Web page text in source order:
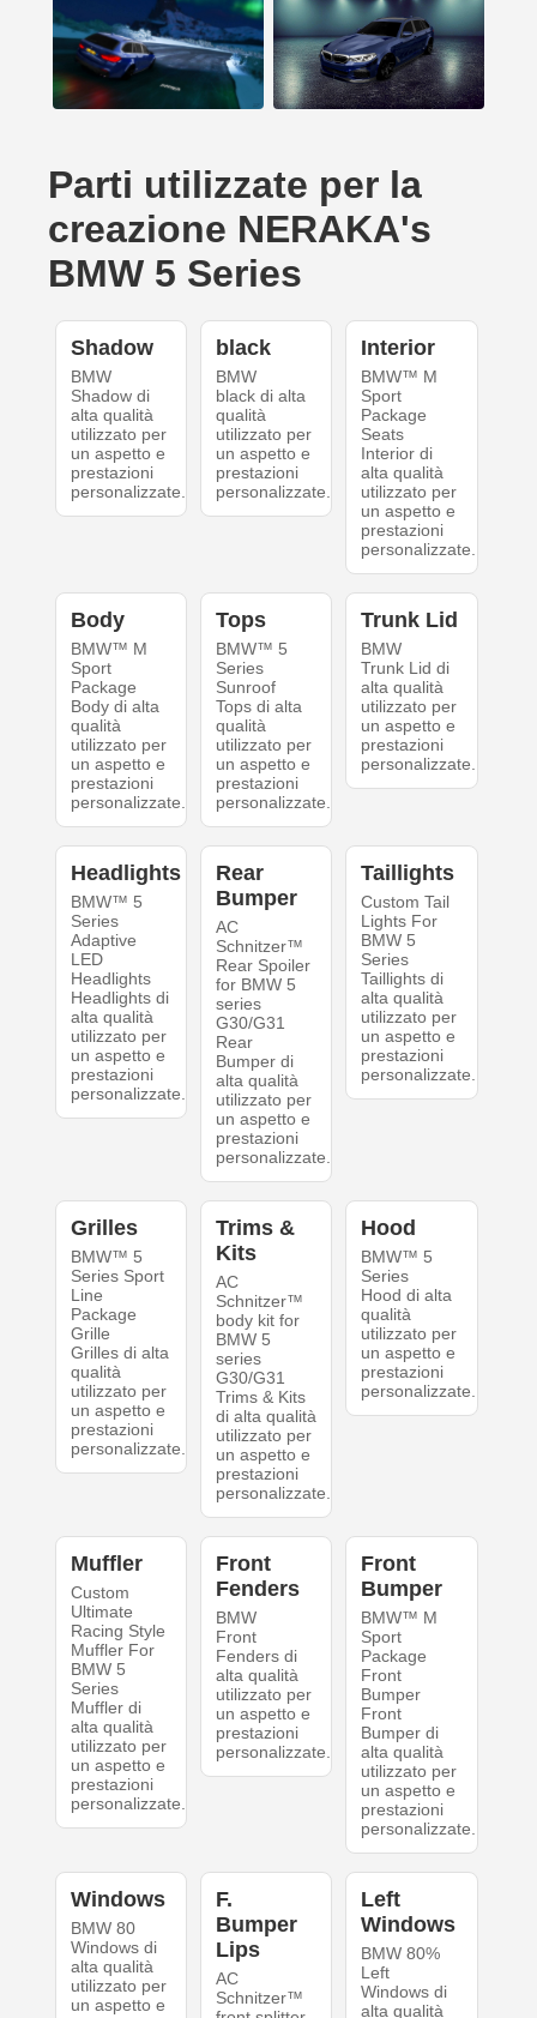
Parti utilizzate per la
creazione NERAKA's
BMW 5 Series
Shadow
BMW
Shadow di
alta qualità
utilizzato per
un aspetto e
prestazioni
personalizzate.
black
BMW
black di alta
qualità
utilizzato per
un aspetto e
prestazioni
personalizzate.
Interior
BMW™ M
Sport
Package
Seats
Interior di
alta qualità
utilizzato per
un aspetto e
prestazioni
personalizzate.
Body
BMW™ M
Sport
Package
Body di alta
qualità
utilizzato per
un aspetto e
prestazioni
personalizzate.
Tops
BMW™ 5
Series
Sunroof
Tops di alta
qualità
utilizzato per
un aspetto e
prestazioni
personalizzate.
Trunk Lid
BMW
Trunk Lid di
alta qualità
utilizzato per
un aspetto e
prestazioni
personalizzate.
Headlights
BMW™ 5
Series
Adaptive
LED
Headlights
Headlights di
alta qualità
utilizzato per
un aspetto e
prestazioni
personalizzate.
Rear
Bumper
AC
Schnitzer™
Rear Spoiler
for BMW 5
series
G30/G31
Rear
Bumper di
alta qualità
utilizzato per
un aspetto e
prestazioni
personalizzate.
Taillights
Custom Tail
Lights For
BMW 5
Series
Taillights di
alta qualità
utilizzato per
un aspetto e
prestazioni
personalizzate.
Grilles
BMW™ 5
Series Sport
Line
Package
Grille
Grilles di alta
qualità
utilizzato per
un aspetto e
prestazioni
personalizzate.
Trims &
Kits
AC
Schnitzer™
body kit for
BMW 5
series
G30/G31
Trims & Kits
di alta qualità
utilizzato per
un aspetto e
prestazioni
personalizzate.
Hood
BMW™ 5
Series
Hood di alta
qualità
utilizzato per
un aspetto e
prestazioni
personalizzate.
Muffler
Custom
Ultimate
Racing Style
Muffler For
BMW 5
Series
Muffler di
alta qualità
utilizzato per
un aspetto e
prestazioni
personalizzate.
Front
Fenders
BMW
Front
Fenders di
alta qualità
utilizzato per
un aspetto e
prestazioni
personalizzate.
Front
Bumper
BMW™ M
Sport
Package
Front
Bumper
Front
Bumper di
alta qualità
utilizzato per
un aspetto e
prestazioni
personalizzate.
Windows
BMW 80
Windows di
alta qualità
utilizzato per
un aspetto e
F.
Bumper
Lips
AC
Schnitzer™
Left
Windows
BMW 80%
Left
Windows di
alta qualità